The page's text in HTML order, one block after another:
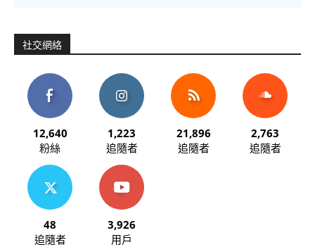
社交網絡
12,640
粉絲
1,223
追隨者
21,896
追隨者
2,763
追隨者
48
追隨者
3,926
用戶